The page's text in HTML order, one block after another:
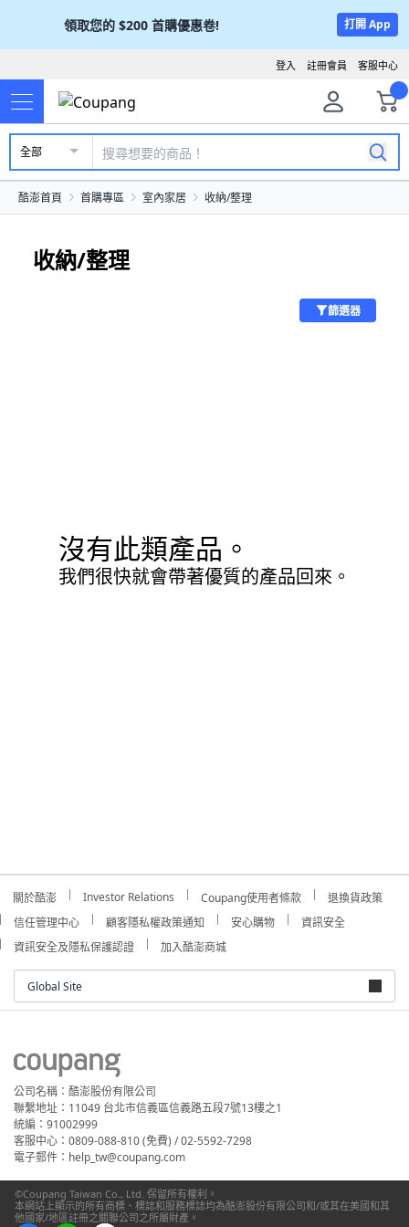
領取您的 $200 首購優惠卷! 打開 App
客服中心
註冊會員
登入
全部
酷澎首頁 首購專區 室內家居 收納/整理
收納/整理
篩選器
沒有此類產品。
我們很快就會帶著優質的產品回來。
關於酷澎 Investor Relations Coupang使用者條款
退換貨政策
信任管理中心
顧客隱私權政策通知 安心購物
資訊安全
資訊安全及隱私保護認證
加入酷澎商城
Global Site
公司名稱：酷澎股份有限公司
聯繫地址：11049 台北市信義區信義路五段7號13樓之1
統編：91002999
客服中心：0809-088-810 (免費) / 02-5592-7298
電子郵件：help_tw@coupang.com
©Coupang Taiwan Co., Ltd. 保留所有權利。
本網站上顯示的所有商標、標誌和服務標誌均為酷澎股份有限公司和/或其在美國和其
他國家/地區註冊之關聯公司之所屬財產。